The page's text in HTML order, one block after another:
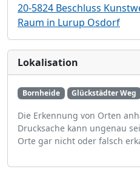
20-5824 Beschluss
Raum in Lurup Osdorf
Lokalisation
Bornheide Glückstädter Weg
Die Erkennung von Orten
Drucksache kann ungenau
Orte gar nicht oder falsch